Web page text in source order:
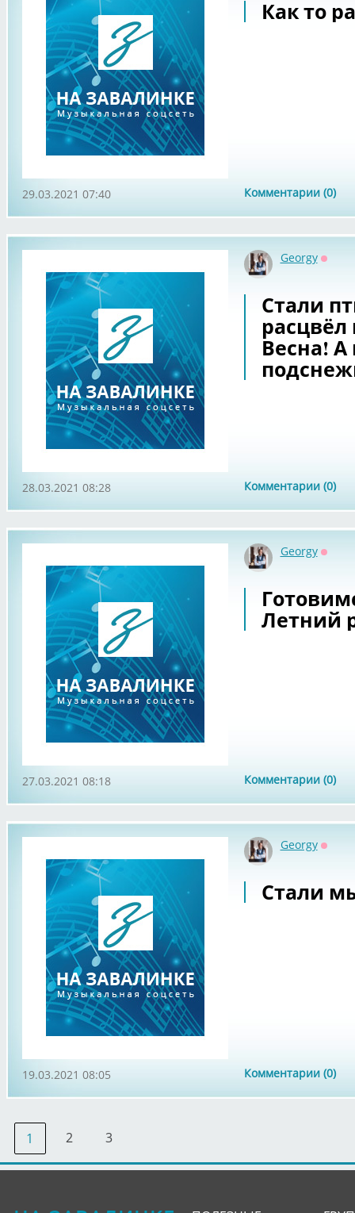
Как то
Комментарии (0)
29.03.2021 07:40
Georgy
Стали
Весна! А
Комментарии (0)
28.03.2021 08:28
Georgy
Летний
Комментарии (0)
27.03.2021 08:18
Georgy
Стали
Комментарии (0)
19.03.2021 08:05
1 2 3